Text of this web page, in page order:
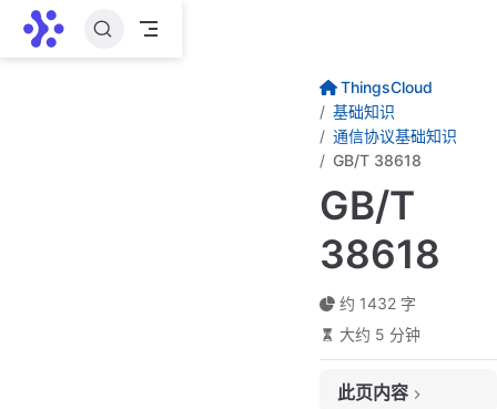
跳至主要內容
ThingsCloud
基础知识
通信协议基础知识
GB/T 38618
GB/T
38618
约 1432 字
大约 5 分钟
此页内容